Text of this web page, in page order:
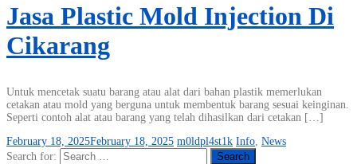
Jasa Plastic Mold Injection Di
Cikarang
Untuk mencetak suatu barang atau alat dari bahan plastik memerlukan
cetakan atau mold yang berguna untuk membentuk barang sesuai keinginan.
Seperti contoh alat atau barang yang telah dihasilkan dari cetakan […]
February 18, 2025February 18, 2025 m0ldpl4st1k Info News
Search for: